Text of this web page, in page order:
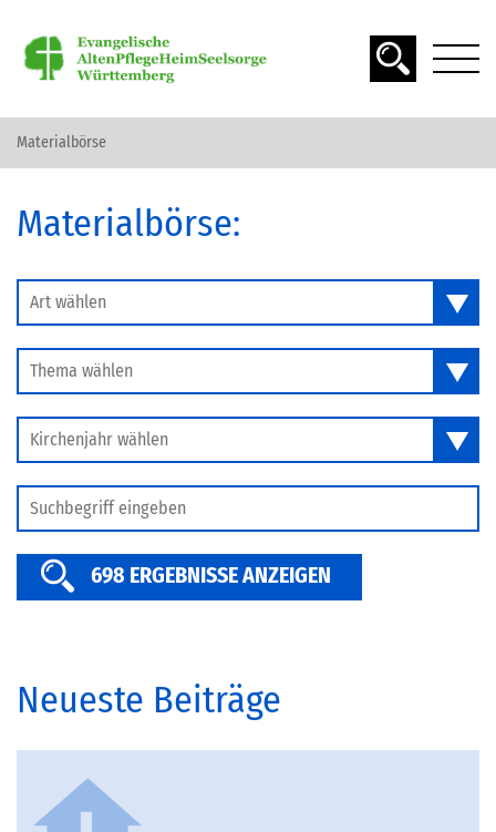
SPIRITUALITÄT
SEELSORGE
MATERIAL FINDEN
SERVICE
Materialbörse
Materialbörse:
Art wählen
Thema wählen
Kirchenjahr wählen
698 ERGEBNISSE ANZEIGEN
Neueste Beiträge